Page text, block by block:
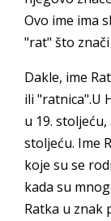
Ovo ime ima
"rat" što
Dakle, ime
ili "ratnica".U
u 19.
stoljeću. Ime
koje su se
kada su
Ratka u znak